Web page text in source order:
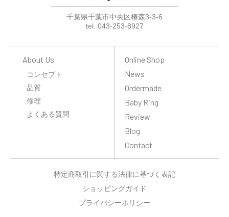
千葉県千葉市中央区椿森3-3-6
tel. 043-253-8927
About Us
コンセプト
品質
修理
よくある質問
Online Shop
News
Ordermade
Baby Ring
Review
Blog
Contact
特定商取引に関する法律に基づく表記
ショッピングガイド
プライバシーポリシー